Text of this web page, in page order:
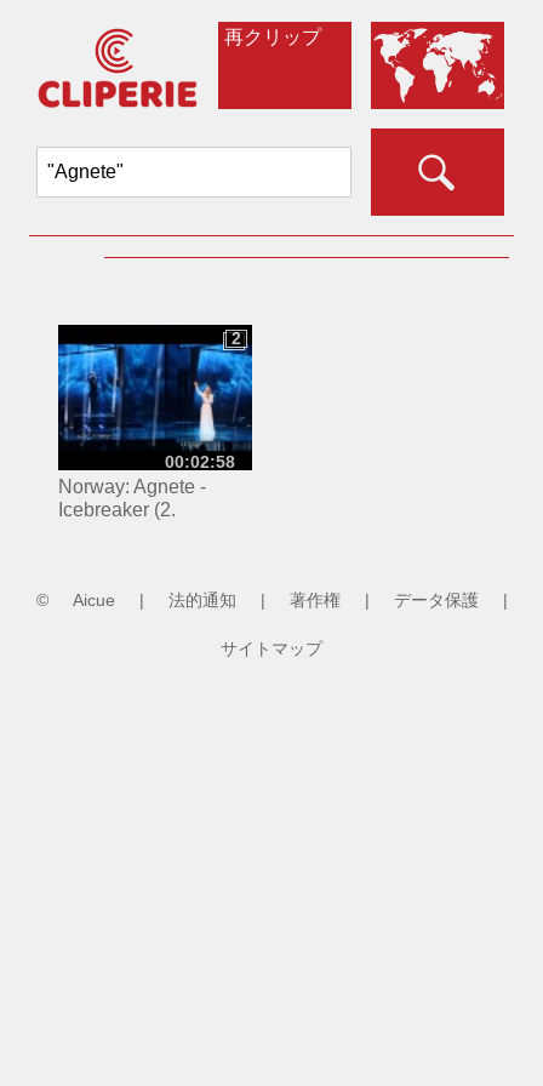
再クリップ
00:02:58
2
2
Norway: Agnete -
Icebreaker (2.
© Aicue | 法的通知 | 著作権 | データ保護 |
サイトマップ